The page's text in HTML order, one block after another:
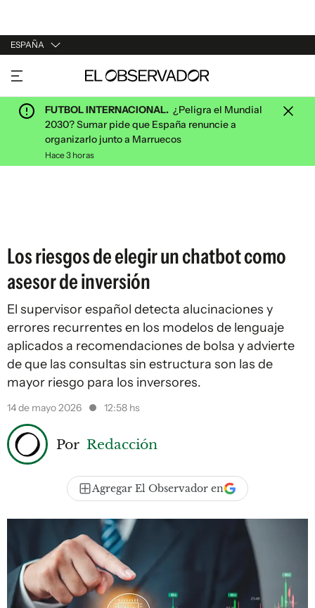
ESPAÑA
URUGUAY
ARGENTINA
ESPAÑA
ESTADOS UNIDOS
FUTBOL INTERNACIONAL. ¿Peligra el Mundial
2030? Sumar pide que España renuncie a
organizarlo junto a Marruecos
Hace 3 horas
Los riesgos de elegir un chatbot como
asesor de inversión
El supervisor español detecta alucinaciones y
errores recurrentes en los modelos de lenguaje
aplicados a recomendaciones de bolsa y advierte
de que las consultas sin estructura son las de
mayor riesgo para los inversores.
14 de mayo 2026 12:58 hs
Por Redacción
Agregar El Observador en